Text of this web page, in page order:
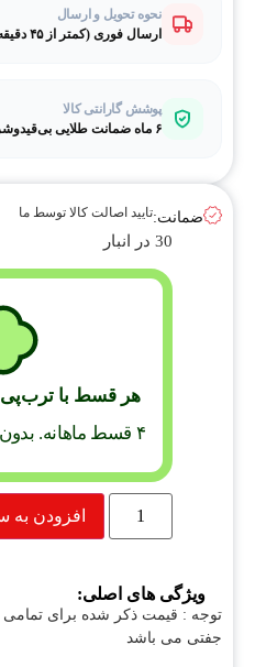
نحوه تحویل و ارسال
ارسال فوری (کمتر از ۴۵ دقیقه در تهران)
پوشش گارانتی کالا
۶ ماه ضمانت طلایی بی‌قیدوشرط مصباح
ضمانت:تایید اصالت کالا توسط ما
30 در انبار
هر قسط با
۴ قسط ماهانه. بدون سود، چک و ضامن.
افزودن به
ویژگی های اصلی:
توجه : قیمت ذکر شده برای
جفتی می باشد